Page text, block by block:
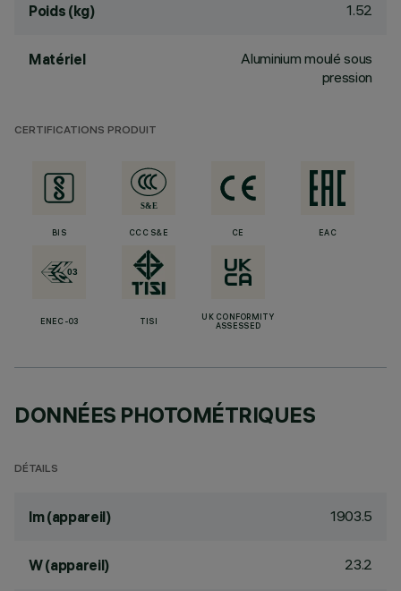
Poids (kg) 1.52
Matériel
Aluminium moulé sous
pression
CERTIFICATIONS PRODUIT
BIS CCC S&E CE EAC
ENEC-03 TISI
UK CONFORMITY
ASSESSED
DONNÉES PHOTOMÉTRIQUES
DÉTAILS
lm (appareil) 1903.5
W (appareil) 23.2